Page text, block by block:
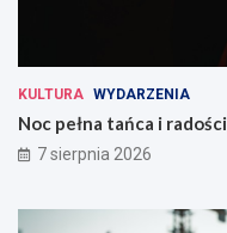
KULTURA WYDARZENIA
Noc pełna tańca i
7 sierpnia 2026